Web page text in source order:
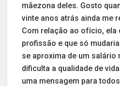
mãezona deles. Gosto
vinte anos atrás ainda me
Com relação ao ofício, ela
profissão e que só
se aproxima de um salário
dificulta a qualidade de
uma mensagem para